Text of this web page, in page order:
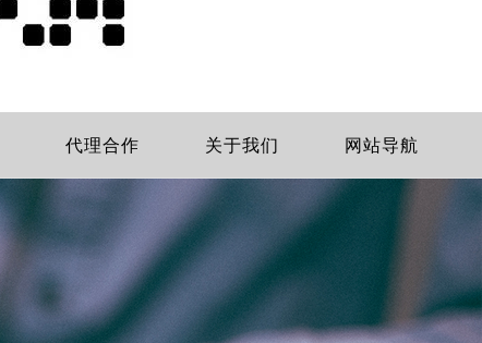
代理合作 关于我们 网站导航